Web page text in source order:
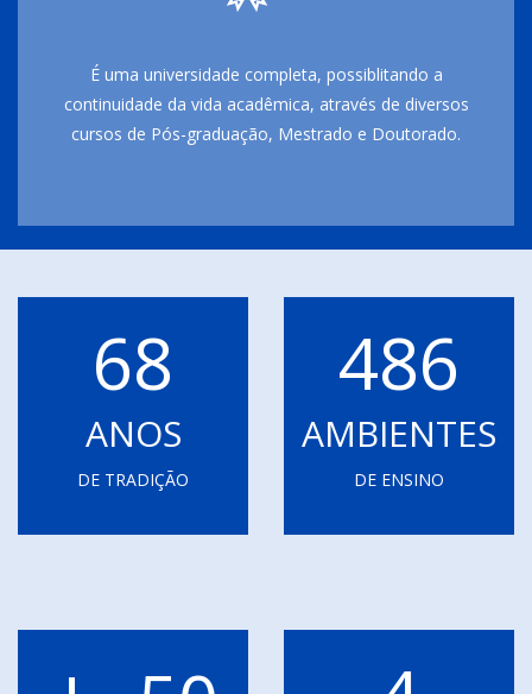
É uma universidade completa, possiblitando a
continuidade da vida acadêmica, através de diversos
cursos de Pós-graduação, Mestrado e Doutorado.
68
ANOS
DE TRADIÇÃO
486
AMBIENTES
DE ENSINO